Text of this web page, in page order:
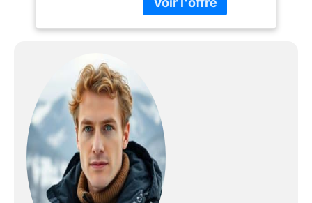
matériau (plastique)